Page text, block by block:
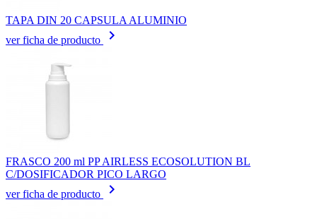
TAPA DIN 20 CAPSULA ALUMINIO
ver ficha de producto
keyboard_arrow_right
FRASCO 200 ml PP AIRLESS ECOSOLUTION BL
C/DOSIFICADOR PICO LARGO
ver ficha de producto
keyboard_arrow_right